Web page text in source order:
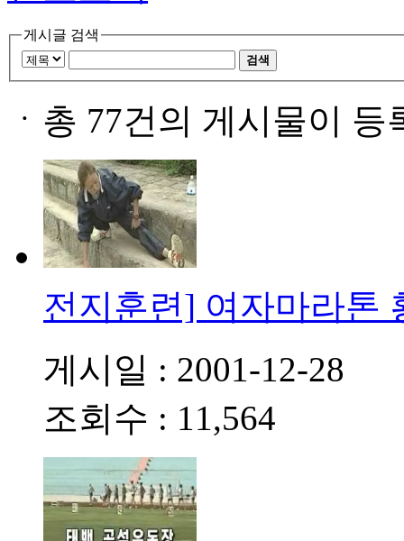
게시글 검색
검색
ㆍ 총 77건의 게시물이 등
전지훈련] 여자마라톤
게시일 : 2001-12-28
조회수 : 11,564